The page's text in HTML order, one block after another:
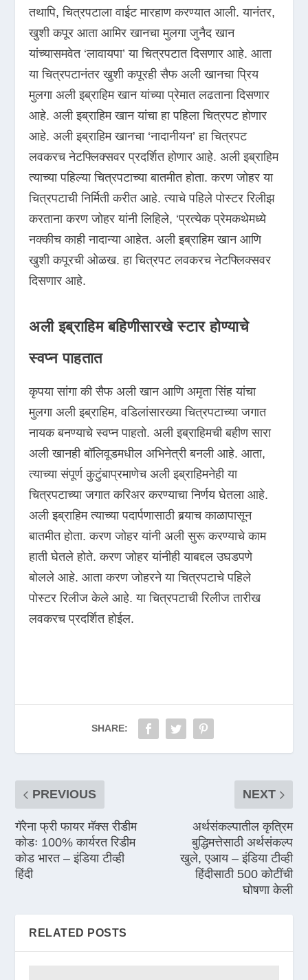
तथापि, चित्रपटाला वाईट मारहाण करण्यात आली. यानंतर,
खुशी कपूर आता आमिर खानचा मुलगा जुनैद खान
यांच्यासमवेत ‘लावायपा’ या चित्रपटात दिसणार आहे. आता
या चित्रपटानंतर खुशी कपूरही सैफ अली खानचा प्रिय
मुलगा अली इब्राहिम खान यांच्या प्रेमात लढताना दिसणार
आहे. अली इब्राहिम खान यांचा हा पहिला चित्रपट होणार
आहे. अली इब्राहिम खानचा ‘नादानीयन’ हा चित्रपट
लवकरच नेटफ्लिक्सवर प्रदर्शित होणार आहे. अली इब्राहिम
त्याच्या पहिल्या चित्रपटाच्या बातमीत होता. करण जोहर या
चित्रपटाची निर्मिती करीत आहे. त्याचे पहिले पोस्टर रिलीझ
करताना करण जोहर यांनी लिहिले, ‘प्रत्येक प्रेमकथेमध्ये
नक्कीच काही नादान्या आहेत. अली इब्राहिम खान आणि
खुशी कपूरची ओळख. हा चित्रपट लवकरच नेटफ्लिक्सवर
दिसणार आहे.
अली इब्राहिम बहिणीसारखे स्टार होण्याचे
स्वप्न पाहतात
कृपया सांगा की सैफ अली खान आणि अमृता सिंह यांचा
मुलगा अली इब्राहिम, वडिलांसारख्या चित्रपटाच्या जगात
नायक बनण्याचे स्वप्न पाहतो. अली इब्राहिमची बहीण सारा
अली खानही बॉलिवूडमधील अभिनेत्री बनली आहे. आता,
त्याच्या संपूर्ण कुटुंबाप्रमाणेच अली इब्राहिमनेही या
चित्रपटाच्या जगात करिअर करण्याचा निर्णय घेतला आहे.
अली इब्राहिम त्याच्या पदार्पणासाठी बर्‍याच काळापासून
बातमीत होता. करण जोहर यांनी अली सुरू करण्याचे काम
हाती घेतले होते. करण जोहर यांनीही याबद्दल उघडपणे
बोलले आहे. आता करण जोहरने या चित्रपटाचे पहिले
पोस्टर रिलीज केले आहे. या चित्रपटाची रिलीज तारीख
लवकरच प्रदर्शित होईल.
SHARE:
PREVIOUS
गॅरेना फ्री फायर मॅक्स रीडीम
कोडः 100% कार्यरत रिडीम
कोड भारत – इंडिया टीव्ही
हिंदी
NEXT
अर्थसंकल्पातील कृत्रिम
बुद्धिमत्तेसाठी अर्थसंकल्प
खुले, एआय – इंडिया टीव्ही
हिंदीसाठी 500 कोटींची
घोषणा केली
RELATED POSTS